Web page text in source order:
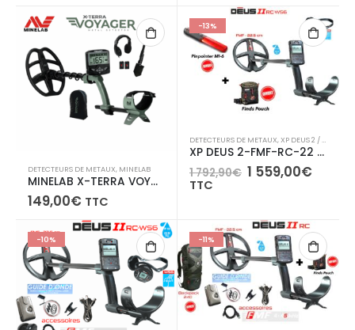
initial
était :
749,00€.
est :
699,00€.
initial
899,00€.
est :
799,00€.
DETECTEURS DE METAUX, MINELAB
MINELAB X-TERRA VOYAGER
149,00€ TTC
-13%
DETECTEURS DE METAUX,XP DEUS 2 / ICON / ICON X /ORX
XP DEUS 2-FMF-RC-22 cm-WS6
1 792,90€ Le
792,90€.
1 559,00€Le
TTC
-10% -11%